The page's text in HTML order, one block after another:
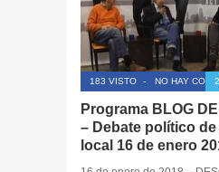
183 VISTO - NO HAY
Programa BLOG
– Debate político
local 16 de enero